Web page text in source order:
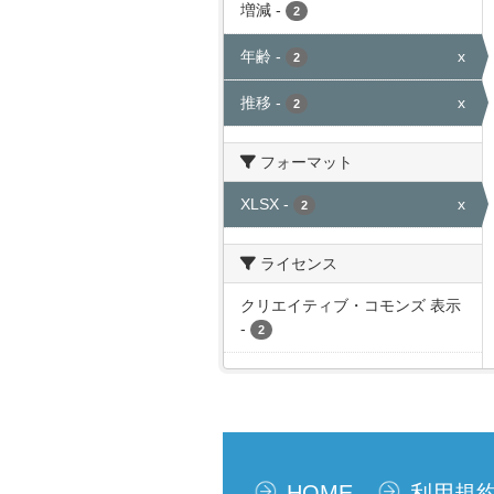
増減 - 2
年齢 - 2 x
推移 - 2 x
フォーマット
XLSX - 2 x
ライセンス
クリエイティブ・コモンズ 表示
-
2